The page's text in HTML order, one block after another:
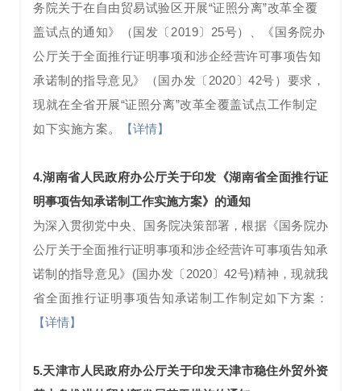
务院关于在自由贸易试验区开展“证照分离”改革全覆
盖试点的通知》（国发〔2019〕25号）、《国务院办
公厅关于全面推行证明事项和涉企经营许可事项告知
承诺制的指导意见》（国办发〔2020〕42号）要求，
现就在全省开展“证照分离”改革全覆盖试点工作制定
如下实施方案。
【详情】
4.湖南省人民政府办公厅关于印发《湖南省全面推行证
明事项告知承诺制工作实施方案》的通知
为深入贯彻党中央、国务院决策部署，根据《国务院办
公厅关于全面推行证明事项和涉企经营许可事项告知承
诺制的指导意见》(国办发〔2020〕42号)精神，现就我
省全面推行证明事项告知承诺制工作制定如下方案：
【详情】
5.天津市人民政府办公厅关于印发天津市稳住外贸外资